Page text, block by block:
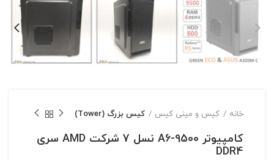
خانه کیس و مینی کیس کیس بزرگ (Tower)
کامپیوتر A6-9500 نسل 7 شرکت AMD سری
DDR4